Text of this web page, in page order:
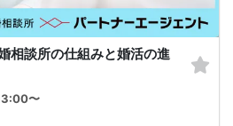
相談所の仕組みと婚活の進
〜